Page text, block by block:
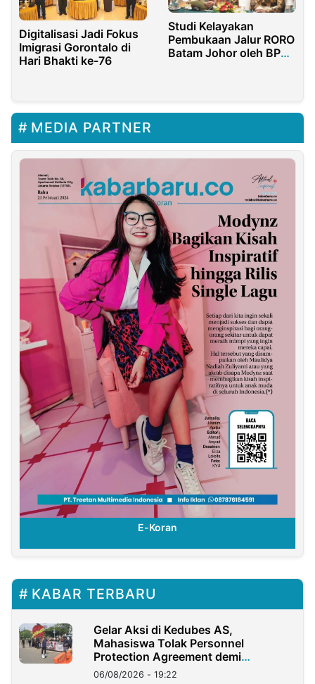
Digitalisasi Jadi Fokus
Imigrasi Gorontalo di
Hari Bhakti ke-76
Studi Kelayakan
Pembukaan Jalur RORO
Batam Johor oleh BP
MEDIA PARTNER
E-Koran
KABAR TERBARU
Gelar Aksi di Kedubes AS,
Mahasiswa Tolak Personnel
Protection Agreement demi
Kedaulatan Negara
06/08/2026 - 19:22